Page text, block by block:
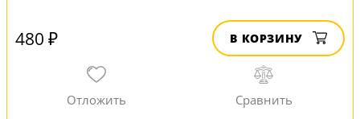
480 ₽ В КОРЗИНУ